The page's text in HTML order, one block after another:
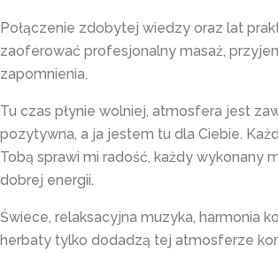
Połączenie zdobytej wiedzy oraz lat
zaoferować profesjonalny masaż,
zapomnienia.
Tu czas płynie wolniej, atmosfera jest
pozytywna, a ja jestem tu dla Ciebie.
Tobą sprawi mi radość, każdy wykonany
dobrej energii.
Świece, relaksacyjna muzyka, harmonia
herbaty tylko dodadzą tej atmosferze